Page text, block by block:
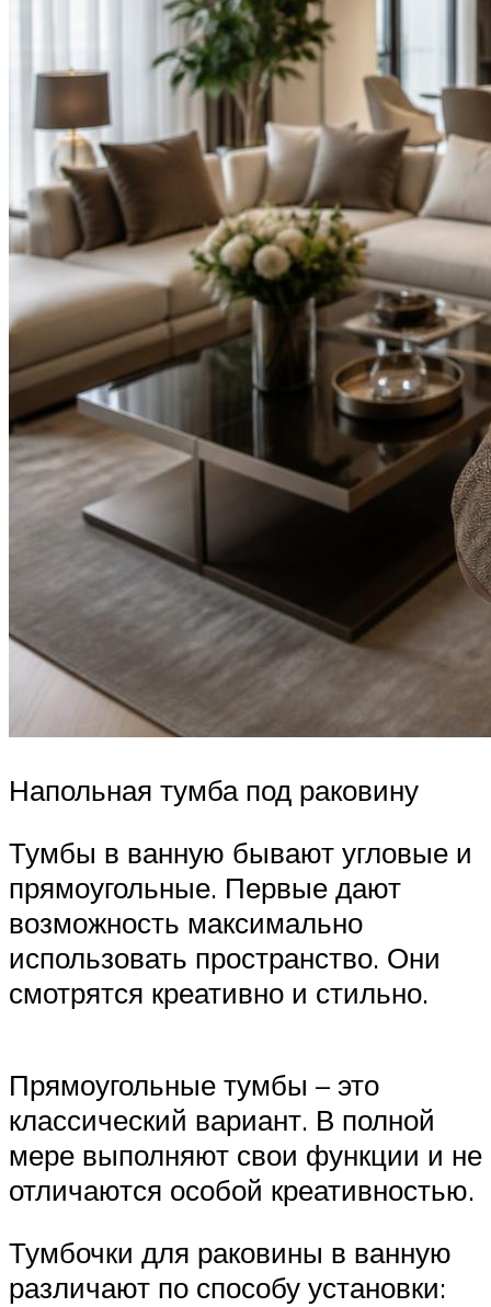
Напольная тумба под раковину
Тумбы в ванную бывают угловые и
прямоугольные. Первые дают
возможность максимально
использовать пространство. Они
смотрятся креативно и стильно.
Прямоугольные тумбы – это
классический вариант. В полной
мере выполняют свои функции и не
отличаются особой креативностью.
Тумбочки для раковины в ванную
различают по способу установки: